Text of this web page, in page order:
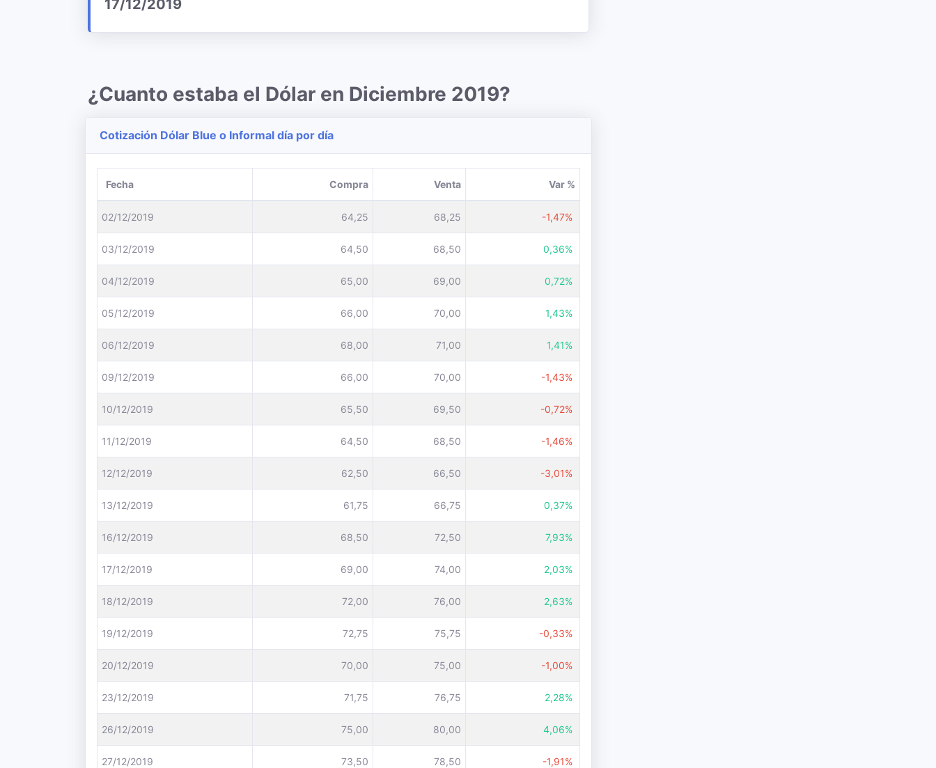
17/12/2019
¿Cuanto estaba el Dólar en Diciembre 2019?
Cotización Dólar Blue o Informal día por día
Fecha Compra Venta Var %
02/12/2019 64,25 68,25 -1,47%
03/12/2019 64,50 68,50 0,36%
04/12/2019 65,00 69,00 0,72%
05/12/2019 66,00 70,00 1,43%
06/12/2019 68,00 71,00 1,41%
09/12/2019 66,00 70,00 -1,43%
10/12/2019 65,50 69,50 -0,72%
11/12/2019 64,50 68,50 -1,46%
12/12/2019 62,50 66,50 -3,01%
13/12/2019 61,75 66,75 0,37%
16/12/2019 68,50 72,50 7,93%
17/12/2019 69,00 74,00 2,03%
18/12/2019 72,00 76,00 2,63%
19/12/2019 72,75 75,75 -0,33%
20/12/2019 70,00 75,00 -1,00%
23/12/2019 71,75 76,75 2,28%
26/12/2019 75,00 80,00 4,06%
27/12/2019 73,50 78,50 -1,91%